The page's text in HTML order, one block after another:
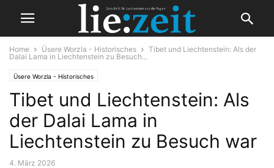
Home Üsere Worzla - Historisches
Tibet und Liechtenstein: Als der
Dalai Lama in Liechtenstein zu Besuch...
Üsere Worzla - Historisches
Tibet und Liechtenstein: Als
der Dalai Lama in
Liechtenstein zu Besuch war
4. März 2026